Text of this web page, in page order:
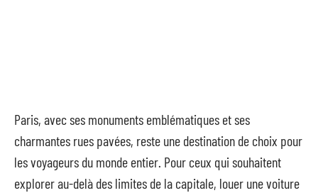
Paris, avec ses monuments emblématiques et ses
charmantes rues pavées, reste une destination de choix pour
les voyageurs du monde entier. Pour ceux qui souhaitent
explorer au-delà des limites de la capitale, louer une voiture